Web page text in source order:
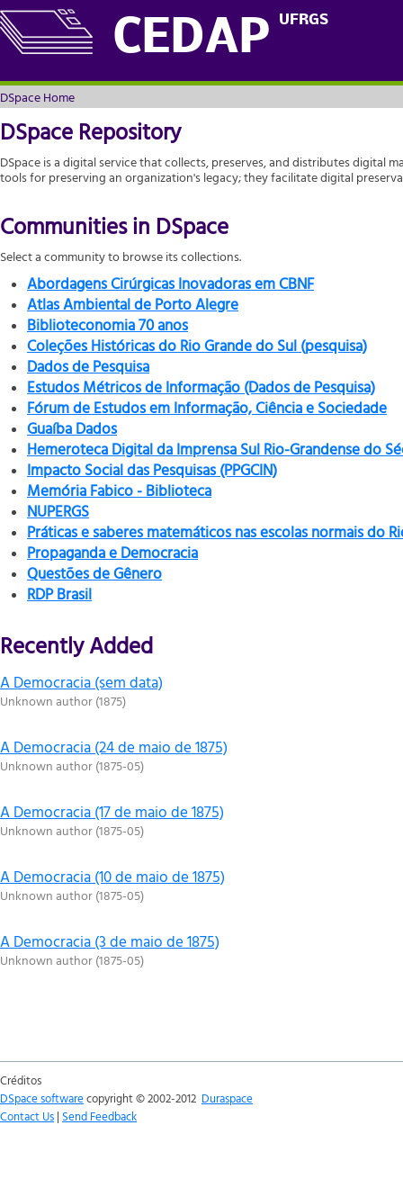
CEDAP UFRGS
DSpace Home
DSpace Home
DSpace Repository
DSpace is a digital service that collects, preserves, and distributes digital
tools for preserving an organization's legacy; they facilitate digital
Communities in DSpace
Select a community to browse its collections.
Abordagens Cirúrgicas Inovadoras em CBNF
Atlas Ambiental de Porto Alegre
Biblioteconomia 70 anos
Coleções Históricas do Rio Grande do Sul (pesquisa)
Dados de Pesquisa
Estudos Métricos de Informação (Dados de Pesquisa)
Fórum de Estudos em Informação, Ciência e Sociedade
Guaíba Dados
Hemeroteca Digital da Imprensa Sul Rio-Grandense do
Impacto Social das Pesquisas (PPGCIN)
Memória Fabico - Biblioteca
NUPERGS
Práticas e saberes matemáticos nas escolas normais do
Propaganda e Democracia
Questões de Gênero
RDP Brasil
Recently Added
A Democracia (sem data)
Unknown author(1875)
A Democracia (24 de maio de 1875)
Unknown author(1875-05)
A Democracia (17 de maio de 1875)
Unknown author(1875-05)
A Democracia (10 de maio de 1875)
Unknown author(1875-05)
A Democracia (3 de maio de 1875)
Unknown author(1875-05)
Créditos
DSpace softwarecopyright © 2002-2012 Duraspace
Contact Us | Send Feedback